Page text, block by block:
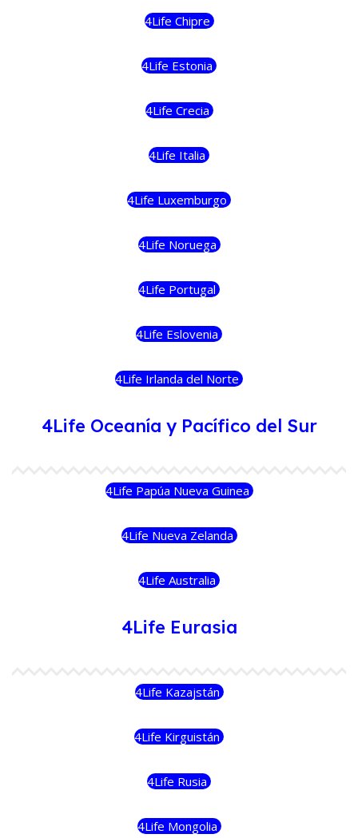
4Life Chipre
4Life Estonia
4Life Crecia
4Life Italia
4Life Luxemburgo
4Life Noruega
4Life Portugal
4Life Eslovenia
4Life Irlanda del Norte
4Life Oceanía y Pacífico del Sur
4Life Papúa Nueva Guinea
4Life Nueva Zelanda
4Life Australia
4Life Eurasia
4Life Kazajstán
4Life Kirguistán
4Life Rusia
4Life Mongolia